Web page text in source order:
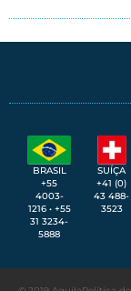
BRASIL
+55
4003-
1216 • +55
31 3234-
5888
SUÍÇA
+41 (0)
43 488-
3523